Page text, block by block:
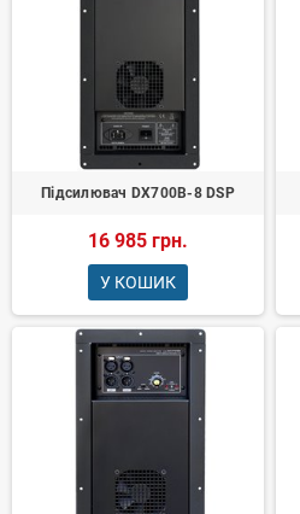
Підсилювач DX700B-8 DSP
16 985 грн.
У КОШИК